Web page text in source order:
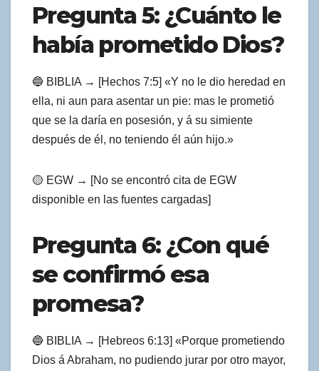
Pregunta 5: ¿Cuánto le
había prometido Dios?
🔵 BIBLIA → [Hechos 7:5] «Y no le dio heredad en
ella, ni aun para asentar un pie: mas le prometió
que se la daría en posesión, y á su simiente
después de él, no teniendo él aún hijo.»
🟡 EGW → [No se encontró cita de EGW
disponible en las fuentes cargadas]
Pregunta 6: ¿Con qué
se confirmó esa
promesa?
🔵 BIBLIA → [Hebreos 6:13] «Porque prometiendo
Dios á Abraham, no pudiendo jurar por otro mayor,